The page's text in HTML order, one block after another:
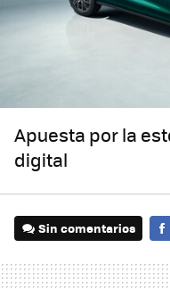
Apuesta por la
digital
Sin comentarios